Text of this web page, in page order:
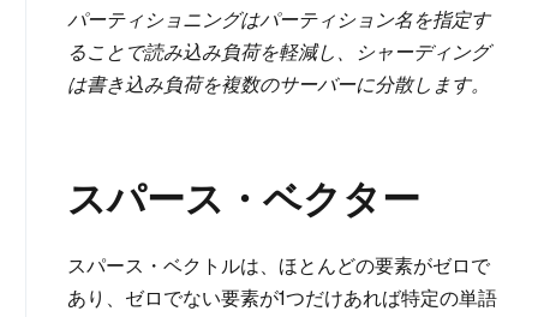
パーティショニングはパーティション名を指定す
ることで読み込み負荷を軽減し、シャーディング
は書き込み負荷を複数のサーバーに分散します。
スパース・ベクター
スパース・ベクトルは、ほとんどの要素がゼロで
あり、ゼロでない要素が1つだけあれば特定の単語